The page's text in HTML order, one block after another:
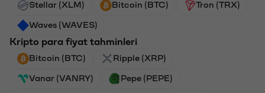
Stellar (XLM) Bitcoin (BTC) Tron (TRX)
Waves (WAVES)
Kripto para fiyat tahminleri
Bitcoin (BTC) Ripple (XRP)
Vanar (VANRY) Pepe (PEPE)